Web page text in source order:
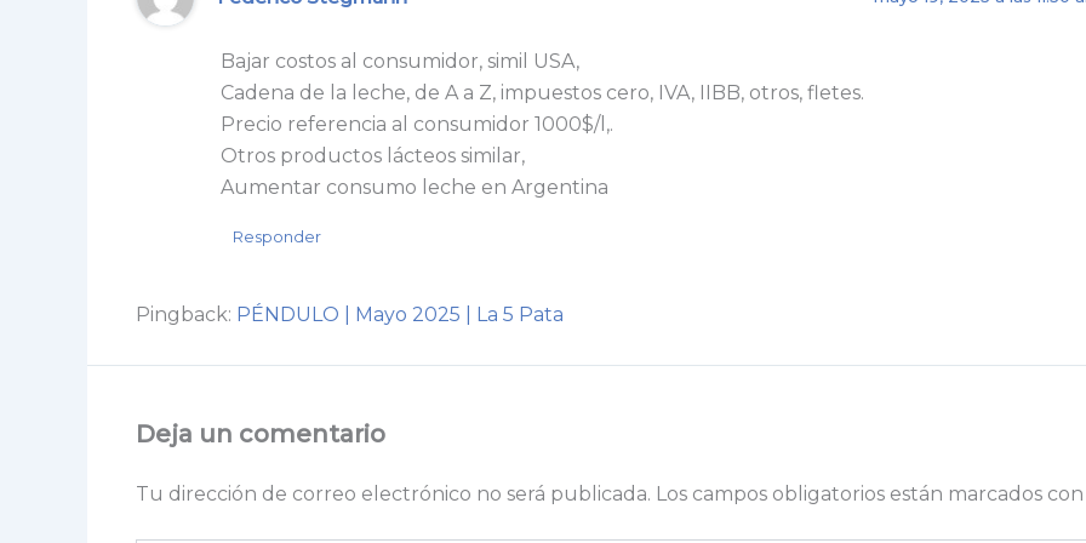
Bajar costos al consumidor, simil USA,
Cadena de la leche, de A a Z, impuestos cero, IVA, IIBB, otros, fletes.
Precio referencia al consumidor 1000$/l,.
Otros productos lácteos similar,
Aumentar consumo leche en Argentina
Responder
Pingback: PÉNDULO | Mayo 2025 | La 5 Pata
Deja un comentario
Tu dirección de correo electrónico no será publicada. Los campos obligatorios están marcados